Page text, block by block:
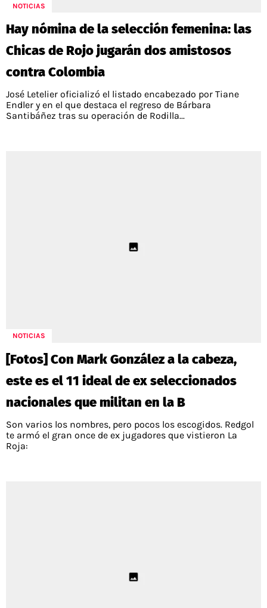
NOTICIAS
Hay nómina de la selección femenina: las
Chicas de Rojo jugarán dos amistosos
contra Colombia
José Letelier oficializó el listado encabezado por Tiane
Endler y en el que destaca el regreso de Bárbara
Santibáñez tras su operación de Rodilla...
NOTICIAS
[Fotos] Con Mark González a la cabeza,
este es el 11 ideal de ex seleccionados
nacionales que militan en la B
Son varios los nombres, pero pocos los escogidos. Redgol
te armó el gran once de ex jugadores que vistieron La
Roja: